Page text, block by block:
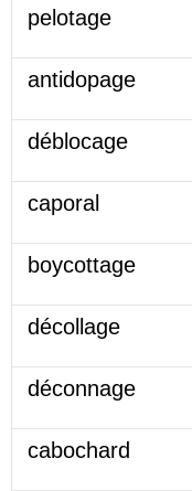
pelotage
antidopage
déblocage
caporal
boycottage
décollage
déconnage
cabochard